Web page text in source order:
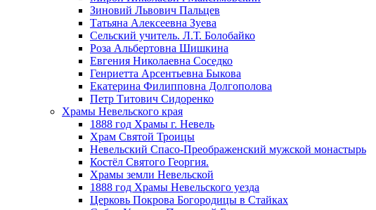
Зиновий Львович Пальцев
Татьяна Алексеевна Зуева
Сельский учитель. Л.Т. Болобайко
Роза Альбертовна Шишкина
Евгения Николаевна Соседко
Генриетта Арсентьевна Быкова
Екатерина Филипповна Долгополова
Петр Титович Сидоренко
Храмы Невельского края
1888 год Храмы г. Невель
Храм Святой Троицы
Невельский Спасо-Преображенский мужской монастырь
Костёл Святого Георгия.
Храмы земли Невельской
1888 год Храмы Невельского уезда
Церковь Покрова Богородицы в Стайках